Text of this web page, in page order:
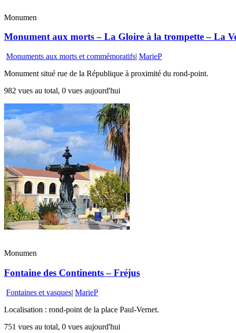
Monumen
Monument aux morts – La Gloire à la trompette – La
Monuments aux morts et commémoratifs| MarieP
Monument situé rue de la République à proximité du rond-point.
982 vues au total, 0 vues aujourd'hui
Monumen
Fontaine des Continents – Fréjus
Fontaines et vasques| MarieP
Localisation : rond-point de la place Paul-Vernet.
751 vues au total, 0 vues aujourd'hui